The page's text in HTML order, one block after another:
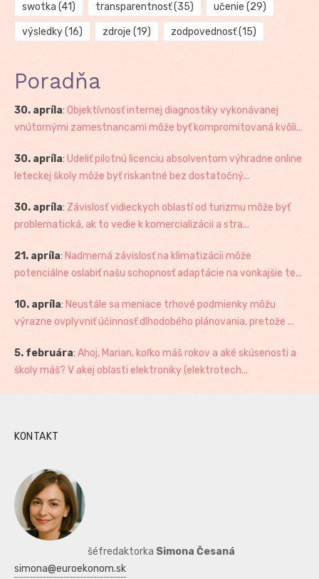
swotka (41) transparentnosť(35) učenie (29)
výsledky(16) zdroje (19) zodpovednosť(15)
Poradňa
30. apríla: Objektívnosť internej diagnostiky vykonávanej
vnútornými zamestnancami môže byť kompromitovaná kvôli...
30. apríla: Udeliť pilotnú licenciu absolventom výhradne online
leteckej školy môže byť riskantné bez dostatočný...
30. apríla: Závislosť vidieckych oblastí od turizmu môže byť
problematická, ak to vedie k komercializácii a stra...
21. apríla: Nadmerná závislosť na klimatizácii môže
potenciálne oslabiť našu schopnosť adaptácie na vonkajšie te...
10. apríla: Neustále sa meniace trhové podmienky môžu
výrazne ovplyvniť účinnosť dlhodobého plánovania, pretože ...
5. februára: Ahoj, Marian, koľko máš rokov a aké skúsenosti a
školy máš? V akej oblasti elektroniky (elektrotech...
KONTAKT
šéfredaktorka Simona Česaná
simona@euroekonom.sk